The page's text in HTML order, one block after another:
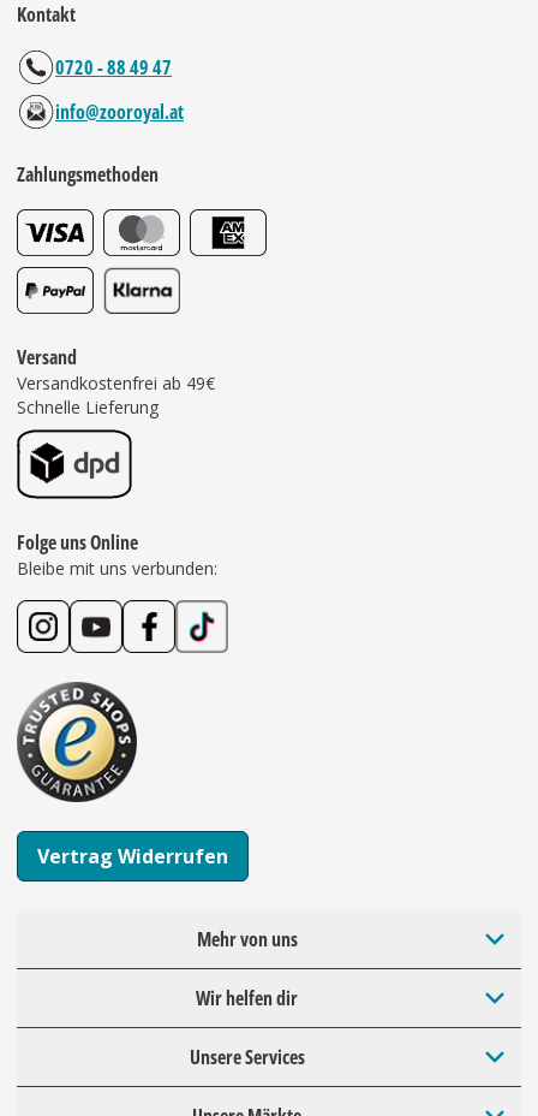
Kontakt
0720 - 88 49 47
info@zooroyal.at
Zahlungsmethoden
Versand
Versandkostenfrei ab 49€
Schnelle Lieferung
Folge uns Online
Bleibe mit uns verbunden:
Vertrag Widerrufen
Mehr von uns
Wir helfen dir
Unsere Services